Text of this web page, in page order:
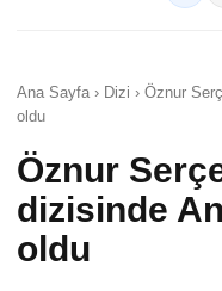
Ana Sayfa › Dizi › Öznur
oldu
Öznur
dizisinde
oldu